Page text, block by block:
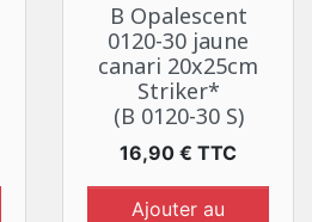
B Opalescent
0120-30 jaune
canari 20x25cm
Striker*
(B 0120-30 S)
Prix
16,90 € TTC
Ajouter au